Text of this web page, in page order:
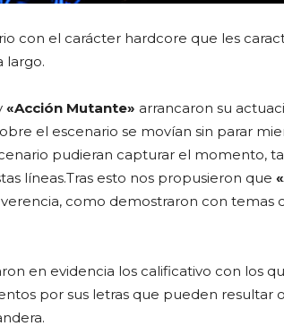
con el carácter hardcore que les
largo.
«Acción Mutante» arrancaron su
el escenario se movían sin parar
pudieran capturar el momento,
líneas.Tras esto nos propusieron que
como demostraron con temas
en evidencia los calificativo con los
por sus letras que pueden resultar